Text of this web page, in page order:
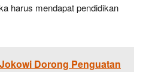
harus mendapat pendidikan
Dorong Penguatan